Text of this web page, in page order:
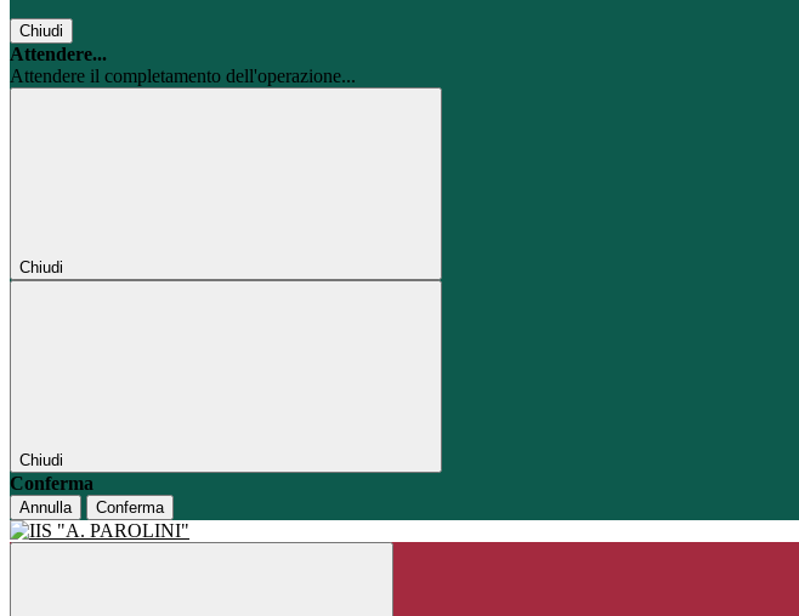
Chiudi
Attendere...
Attendere il completamento dell'operazione...
Chiudi
Chiudi
Conferma
Annulla Conferma